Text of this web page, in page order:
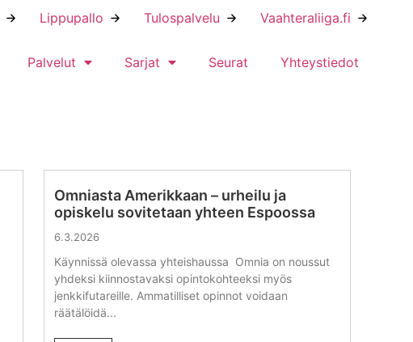
Lippupallo Tulospalvelu Vaahteraliiga.fi
Palvelut Sarjat Seurat Yhteystiedot
Omniasta Amerikkaan – urheilu ja
opiskelu sovitetaan yhteen Espoossa
6.3.2026
Käynnissä olevassa yhteishaussa Omnia on noussut
yhdeksi kiinnostavaksi opintokohteeksi myös
jenkkifutareille. Ammatilliset opinnot voidaan
räätälöidä...